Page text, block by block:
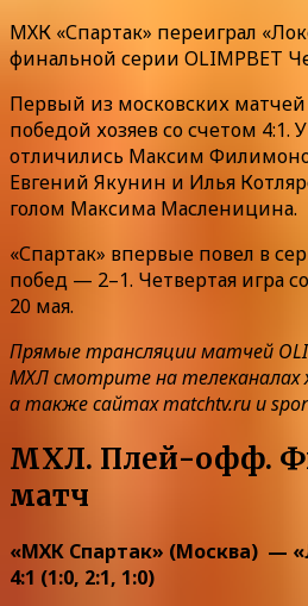
МХК «Спартак» переиграл
финальной серии OLIMPBET
Первый из московских
победой хозяев со счетом 4:1.
отличились Максим
Евгений Якунин и Илья
голом Максима Масленицина.
«Спартак» впервые повел в
побед — 2–1. Четвертая игра
20 мая.
Прямые трансляции матчей
МХЛ смотрите на телеканалах
а также сайтах matchtv.ru и
МХЛ. Плей-офф.
матч
«МХК Спартак» (Москва) —
4:1 (1:0, 2:1, 1:0)